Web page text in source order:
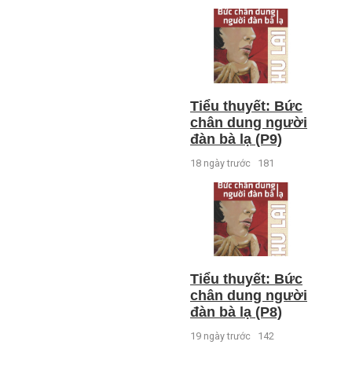
Tiểu thuyết: Bức
chân dung người
đàn bà lạ (P9)
18 ngày trước 181
Tiểu thuyết: Bức
chân dung người
đàn bà lạ (P8)
19 ngày trước 142